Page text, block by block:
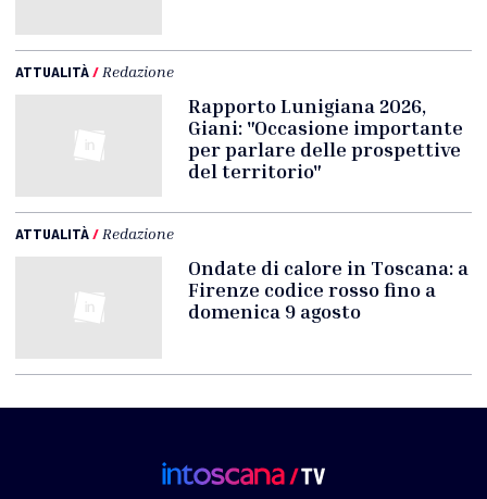
ATTUALITÀ/ Redazione
Rapporto Lunigiana 2026,
Giani: "Occasione importante
per parlare delle prospettive
del territorio"
ATTUALITÀ/ Redazione
Ondate di calore in Toscana: a
Firenze codice rosso fino a
domenica 9 agosto